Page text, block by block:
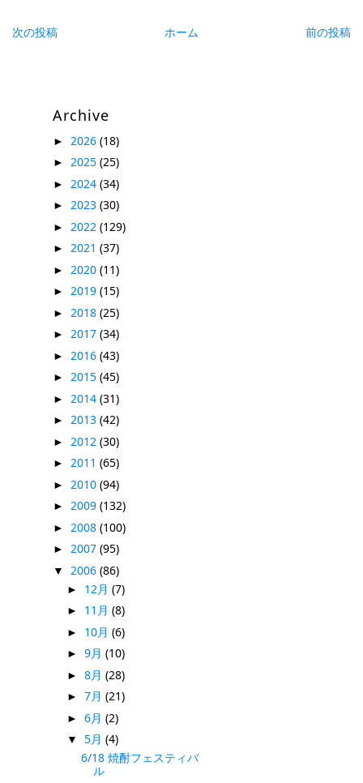
次の投稿 前の投稿
ホーム
Archive
► 2026 (18)
► 2025 (25)
► 2024 (34)
► 2023 (30)
► 2022 (129)
► 2021 (37)
► 2020 (11)
► 2019 (15)
► 2018 (25)
► 2017 (34)
► 2016 (43)
► 2015 (45)
► 2014 (31)
► 2013 (42)
► 2012 (30)
► 2011 (65)
► 2010 (94)
► 2009 (132)
► 2008 (100)
► 2007 (95)
▼ 2006 (86)
► 12月 (7)
► 11月 (8)
► 10月 (6)
► 9月 (10)
► 8月 (28)
► 7月 (21)
► 6月 (2)
▼ 5月 (4)
6/18 焼酎フェスティバ
ル